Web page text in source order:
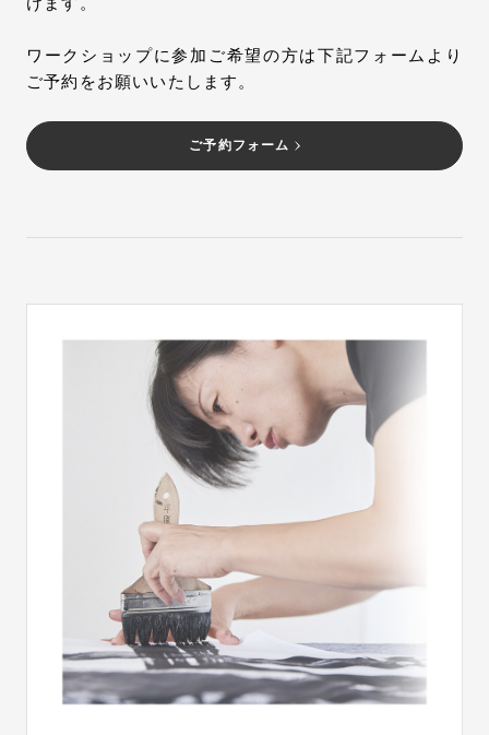
ワークショップに参加ご希望の方は下記フォームより
ご予約をお願いいたします。
ご予約フォーム